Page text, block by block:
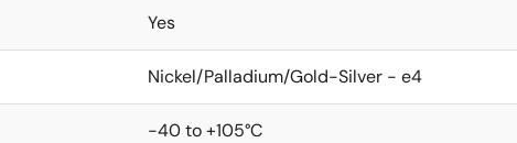
Yes
Nickel/Palladium/Gold-Silver - e4
-40 to +105°C